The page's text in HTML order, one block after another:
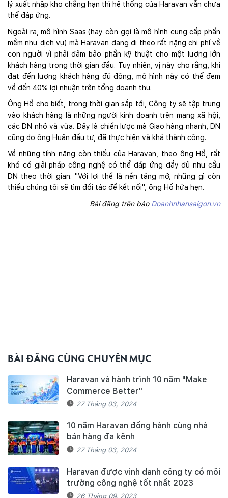
lý xuất nhập kho chẳng hạn thì hệ thống của Haravan vẫn chưa
thể đáp ứng.
Ngoài ra, mô hình Saas (hay còn gọi là mô hình cung cấp phần
mềm như dịch vụ) mà Haravan đang đi theo rất nặng chi phí về
con người vì phải đảm bảo phần kỹ thuật cho một lượng lớn
khách hàng trong thời gian đầu. Tuy nhiên, vị này cho rằng, khi
đạt đến lượng khách hàng đủ đông, mô hình này có thể đem
về đến 40% lợi nhuận trên tổng doanh thu.
Ông Hồ cho biết, trong thời gian sắp tới, Công ty sẽ tập trung
vào khách hàng là những người kinh doanh trên mạng xã hội,
các DN nhỏ và vừa. Đây là chiến lược mà Giao hàng nhanh, DN
cũng do ông Huân đầu tư, đã thực hiện và khá thành công.
Về những tính năng còn thiếu của Haravan, theo ông Hồ, rất
khó có giải pháp công nghệ có thể đáp ứng đầy đủ nhu cầu
DN theo thời gian. "Với lợi thế là nền tảng mở, những gì còn
thiếu chúng tôi sẽ tìm đối tác để kết nối", ông Hồ hứa hẹn.
Bài đăng trên báo Doanhnhansaigon.vn
BÀI ĐĂNG CÙNG CHUYÊN MỤC
Haravan và hành trình 10 năm "Make
Commerce Better"
27 Tháng 03, 2024
10 năm Haravan đồng hành cùng nhà
bán hàng đa kênh
27 Tháng 03, 2024
Haravan được vinh danh công ty có môi
trường công nghệ tốt nhất 2023
26 Tháng 09, 2023